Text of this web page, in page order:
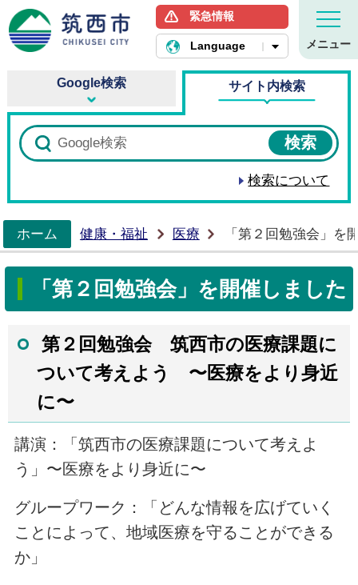
筑西市ホームページ
緊急情報
Language メニュー
Google検索 サイト内検索
検索について
ホーム
健康・福祉 医療 「第２回勉強会」を
「第２回勉強会」を開催しました
第２回勉強会 筑西市の医療課題に
ついて考えよう 〜医療をより身近
に〜
講演：「筑西市の医療課題について考えよ
う」〜医療をより身近に〜
グループワーク：「どんな情報を広げていく
ことによって、地域医療を守ることができる
か」